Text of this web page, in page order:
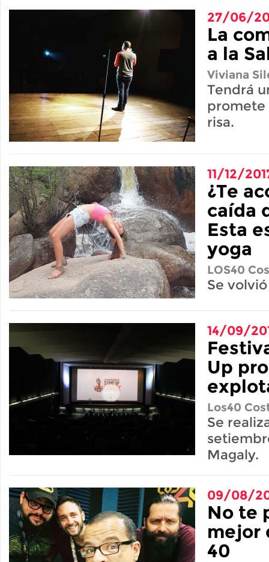
27/06/
La
a la
Viviana
Tendrá
promete
risa.
11/12/
¿Te
caída
Esta
yoga
LOS40
Se
14/09/
Up
Los40
Se
Magaly.
09/08/
No te
mejor
40